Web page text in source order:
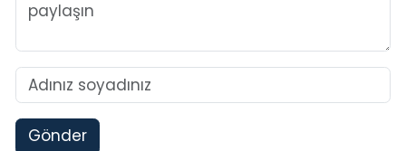
Gönder